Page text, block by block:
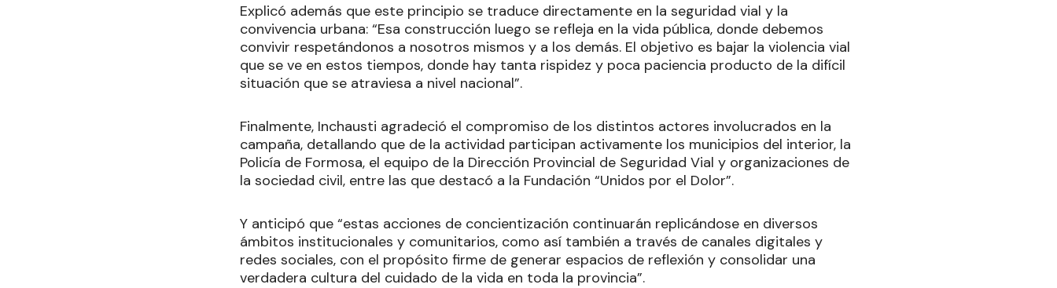
Explicó además que este principio se traduce directamente en la seguridad vial y la
convivencia urbana: “Esa construcción luego se refleja en la vida pública, donde debemos
convivir respetándonos a nosotros mismos y a los demás. El objetivo es bajar la violencia vial
que se ve en estos tiempos, donde hay tanta rispidez y poca paciencia producto de la difícil
situación que se atraviesa a nivel nacional”.
Finalmente, Inchausti agradeció el compromiso de los distintos actores involucrados en la
campaña, detallando que de la actividad participan activamente los municipios del interior, la
Policía de Formosa, el equipo de la Dirección Provincial de Seguridad Vial y organizaciones de
la sociedad civil, entre las que destacó a la Fundación “Unidos por el Dolor”.
Y anticipó que “estas acciones de concientización continuarán replicándose en diversos
ámbitos institucionales y comunitarios, como así también a través de canales digitales y
redes sociales, con el propósito firme de generar espacios de reflexión y consolidar una
verdadera cultura del cuidado de la vida en toda la provincia”.